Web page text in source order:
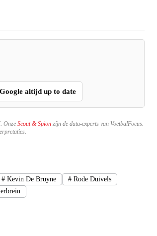
altijd up to date
Onze Scout & Spion zijn de data-experts van VoetbalFocus.
# Kevin De Bruyne #Rode Duivels